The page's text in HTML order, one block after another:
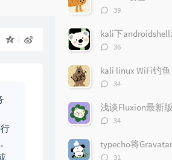
评
数：
39
评
数：
36
kali linux WiFi钓鱼
评
数：
34
评
数：
34
评
31